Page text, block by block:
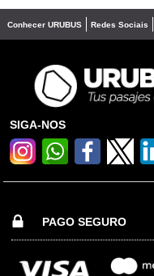
Conhecer URUBUS Redes Sociais
SIGA-NOS
PAGO SEGURO